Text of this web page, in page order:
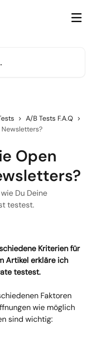
A/B Tests F.A.Q
Open
Du Deine
testest.
Kriterien für
Artikel erkläre ich
testest.
Faktoren
wie möglich
sind wichtig: